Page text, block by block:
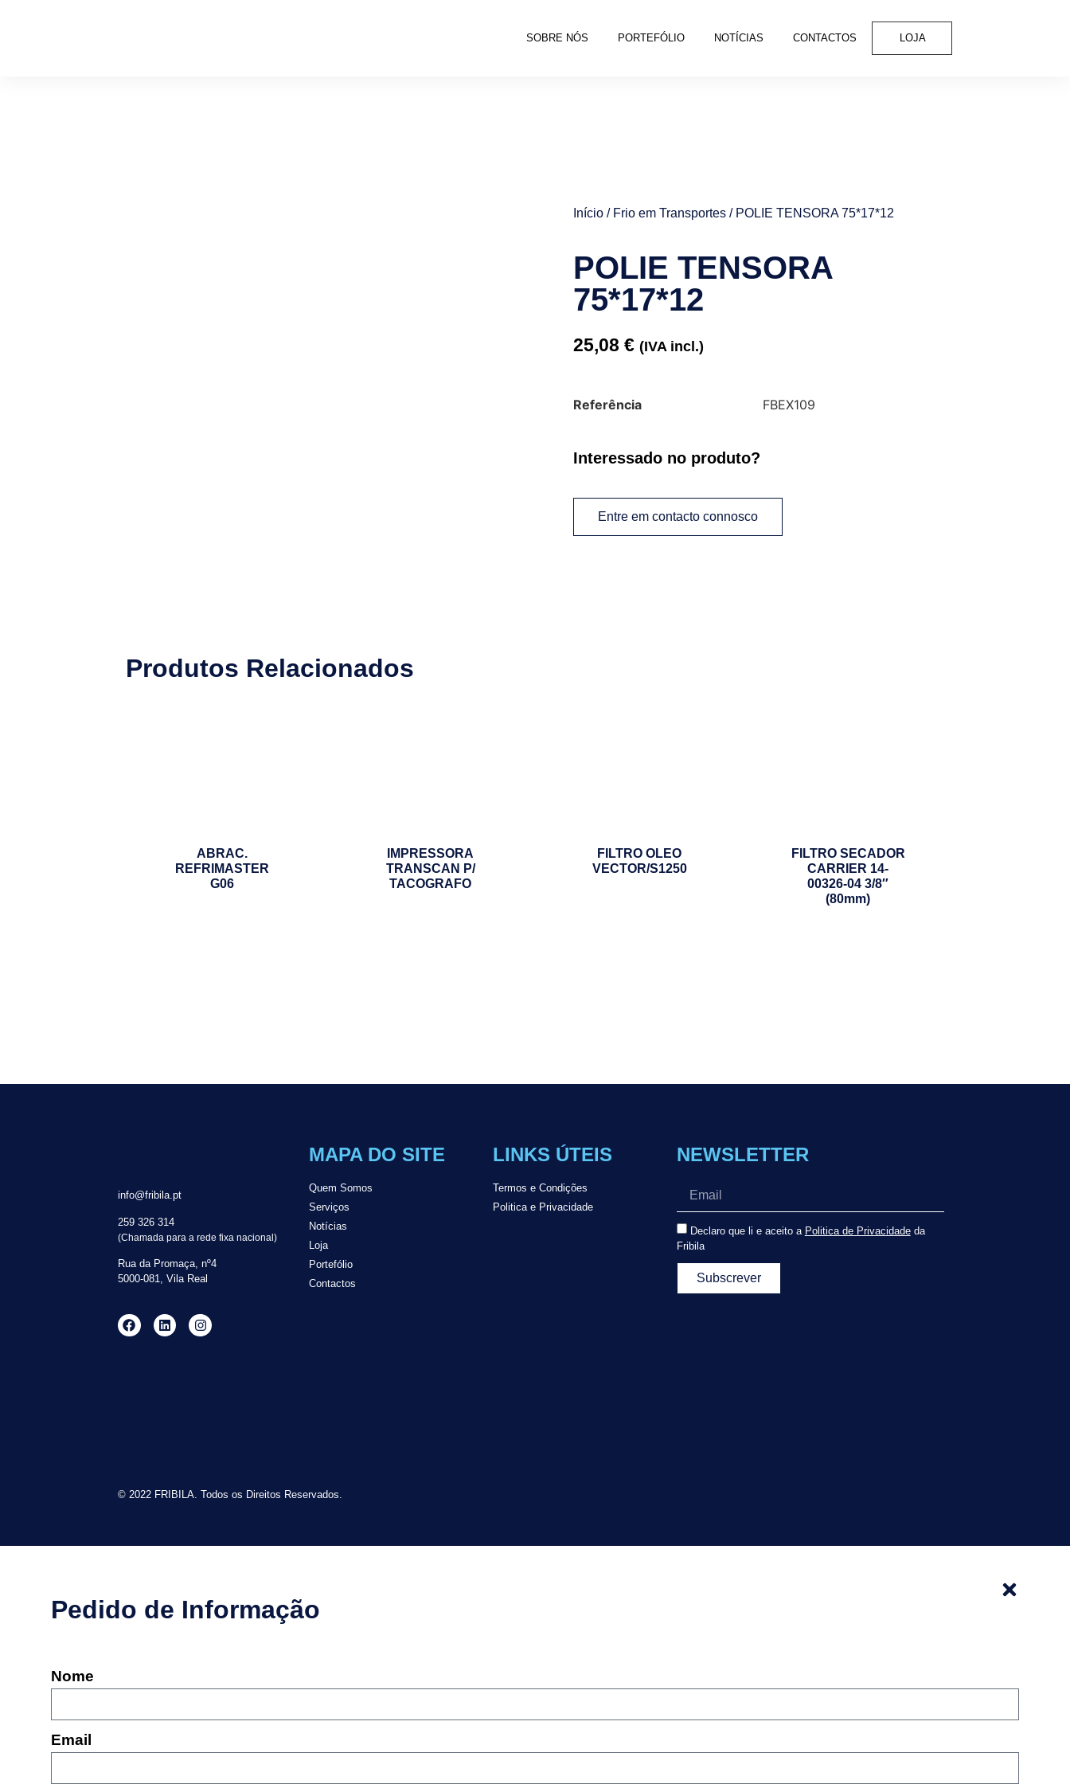
SOBRE NÓS PORTEFÓLIO NOTÍCIAS CONTACTOS LOJA
Início / Frio em Transportes / POLIE TENSORA 75*17*12
POLIE TENSORA
75*17*12
25,08 € (IVA incl.)
Referência FBEX109
Interessado no produto?
Entre em contacto connosco
Produtos Relacionados
ABRAC.
REFRIMASTER
G06
IMPRESSORA
TRANSCAN P/
TACOGRAFO
FILTRO OLEO
VECTOR/S1250
FILTRO SECADOR
CARRIER 14-
00326-04 3/8″
(80mm)
info@fribila.pt
259 326 314
(Chamada para a rede fixa nacional)
Rua da Promaça, nº4
5000-081, Vila Real
MAPA DO SITE
Quem Somos
Serviços
Notícias
Loja
Portefólio
Contactos
LINKS ÚTEIS
Termos e Condições
Politica e Privacidade
NEWSLETTER
Declaro que li e aceito a Politica de Privacidadeda
Fribila
Subscrever
© 2022 FRIBILA. Todos os Direitos Reservados.
Pedido de Informação
Nome
Email